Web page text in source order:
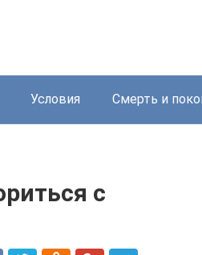
Условия Смерть и
с